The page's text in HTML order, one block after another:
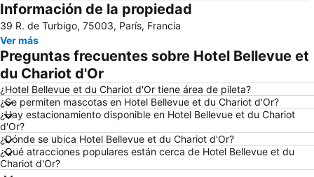
Ópera Nacional de París Palacio Garnier
St-Germain-des-Prés
Châtelet Metro Station
Distrito I: Louvre
Catedral de Notre Dame
Centro Georges Pompidou
La Sorbona
Estación de París-Norte
Distrito IX: Opéra
Jardín de Luxemburgo
Aeropuerto de París-Charles de Gaulle
Plaza de los Vosgos
Boulevard Saint-Michel
Gare de Lyon Metro Station
Foro de les Halles
Distrito IV: Hôtel-de-Ville
Panteón
Información de la propiedad
39 R. de Turbigo, 75003, París, Francia
Ver más
Preguntas frecuentes sobre Hotel Bellevue et
du Chariot d'Or
¿Hotel Bellevue et du Chariot d'Or tiene área de pileta?
¿Se permiten mascotas en Hotel Bellevue et du Chariot d'Or?
¿Hay estacionamiento disponible en Hotel Bellevue et du Chariot
d'Or?
¿Dónde se ubica Hotel Bellevue et du Chariot d'Or?
¿Qué atracciones populares están cerca de Hotel Bellevue et du
Chariot d'Or?